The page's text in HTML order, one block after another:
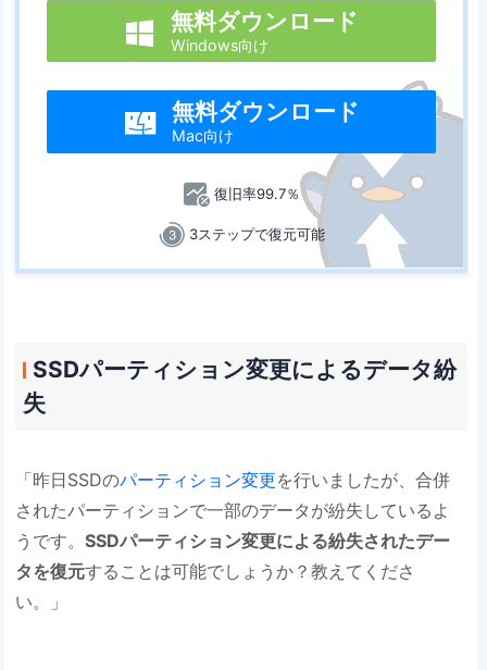
 無料ダウンロード
Windows向け
 無料ダウンロード
Mac向け
復旧率99.7％
3ステップで復元可能
SSDパーティション変更によるデータ紛
失
「昨日SSDのパーティション変更を行いましたが、合併
されたパーティションで一部のデータが紛失しているよ
うです。SSDパーティション変更による紛失されたデー
タを復元することは可能でしょうか？教えてくださ
い。」